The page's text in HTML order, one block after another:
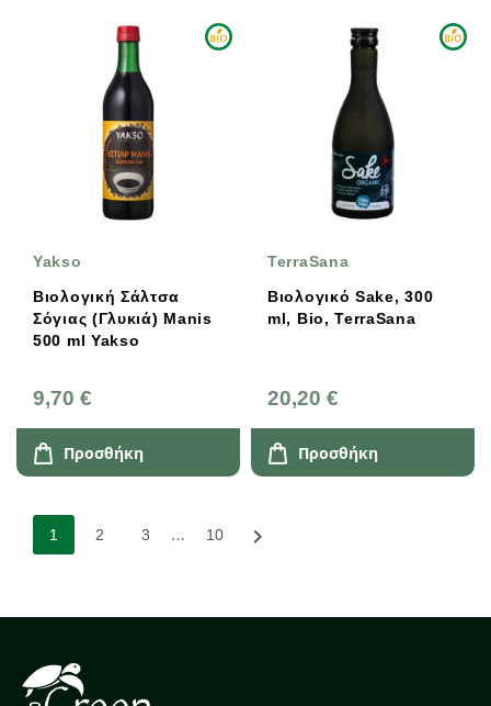
Yakso
Βιολογική Σάλτσα
Σόγιας (Γλυκιά) Manis
500 ml Yakso
9,70 €
Προσθήκη
TerraSana
Βιολογικό Sake, 300
ml, Bio, TerraSana
20,20 €
Προσθήκη
1 2 3 … 10 